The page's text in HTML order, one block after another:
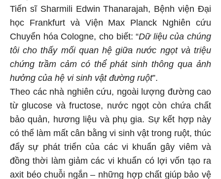
Tiến sĩ Sharmili Edwin Thanarajah, Bệnh viện Đại
học Frankfurt và Viện Max Planck Nghiên cứu
Chuyển hóa Cologne, cho biết: “Dữ liệu của chúng
tôi cho thấy mối quan hệ giữa nước ngọt và triệu
chứng trầm cảm có thể phát sinh thông qua ảnh
hưởng của hệ vi sinh vật đường ruột”.
Theo các nhà nghiên cứu, ngoài lượng đường cao
từ glucose và fructose, nước ngọt còn chứa chất
bảo quản, hương liệu và phụ gia. Sự kết hợp này
có thể làm mất cân bằng vi sinh vật trong ruột, thúc
đẩy sự phát triển của các vi khuẩn gây viêm và
đồng thời làm giảm các vi khuẩn có lợi vốn tạo ra
axit béo chuỗi ngắn – những hợp chất giúp bảo vệ